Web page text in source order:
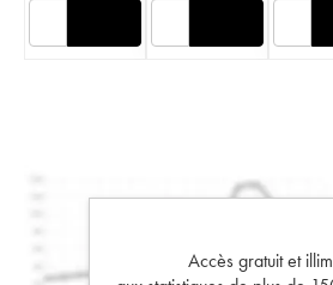
Accès gratuit et